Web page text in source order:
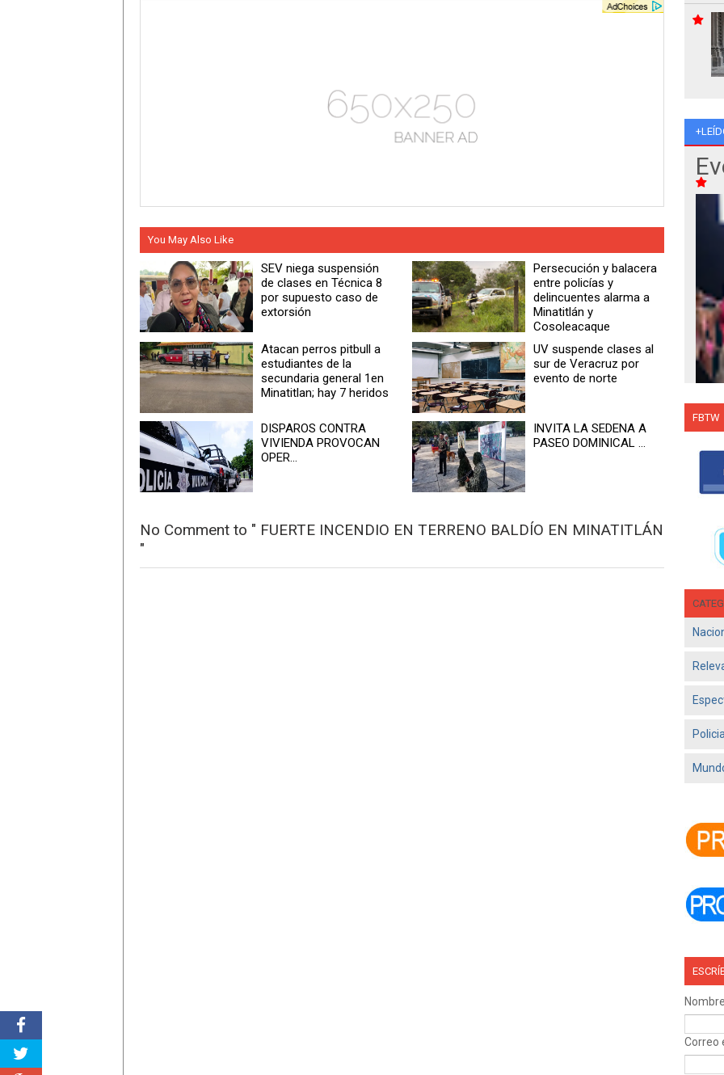
You May Also Like
SEV niega suspensión
de clases en Técnica 8
por supuesto caso de
extorsión
Persecución y balacera
entre policías y
delincuentes alarma a
Minatitlán y
Cosoleacaque
Atacan perros pitbull a
estudiantes de la
secundaria general 1en
Minatitlan; hay 7 heridos
UV suspende clases al
sur de Veracruz por
evento de norte
DISPAROS CONTRA
VIVIENDA PROVOCAN
OPER...
INVITA LA SEDENA A
PASEO DOMINICAL ...
No Comment to " FUERTE INCENDIO EN TERRENO BALDÍO EN MINATITLÁN
"
en
Jun
- El
FBTW
Nombre
Correo